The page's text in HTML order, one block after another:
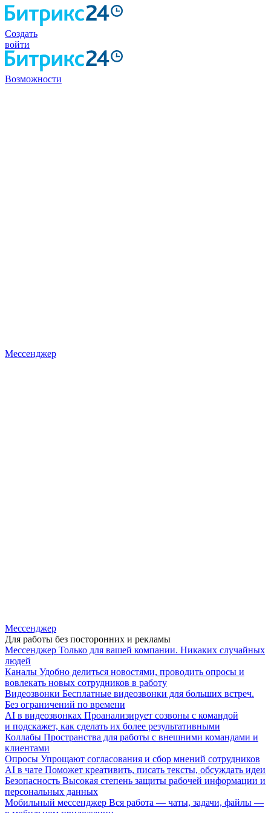
Создать
войти
Возможности
Мессенджер
Мессенджер
Для работы без посторонних и рекламы
Мессенджер Только для вашей компании. Никаких случайных
людей
Каналы Удобно делиться новостями, проводить опросы и
вовлекать новых сотрудников в работу
Видеозвонки Бесплатные видеозвонки для больших встреч.
Без ограничений по времени
AI в видеозвонках Проанализирует созвоны с командой
и подскажет, как сделать их более результативными
Коллабы Пространства для работы с внешними командами и
клиентами
Опросы Упрощают согласования и сбор мнений сотрудников
AI в чате Поможет креативить, писать тексты, обсуждать идеи
Безопасность Высокая степень защиты рабочей информации и
персональных данных
Мобильный мессенджер Вся работа — чаты, задачи, файлы —